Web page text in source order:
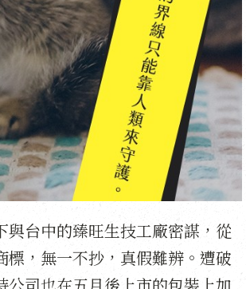
台中的臻旺生技工廠密謀，從
，無一不抄，真假難辨。遭破